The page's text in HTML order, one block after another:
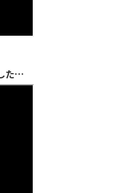
た…